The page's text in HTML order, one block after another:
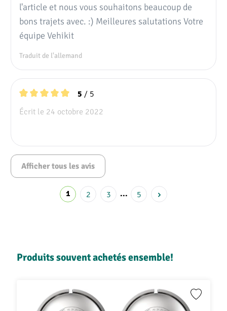
l'article et nous vous souhaitons beaucoup de
bons trajets avec. :) Meilleures salutations Votre
équipe Vehikit
Traduit de l'allemand
Écrit le 24 octobre 2022
Note moyenne de 5 sur 5 étoiles
5 / 5
Afficher tous les avis
1 2 3 ... 5
Produits souvent achetés ensemble!